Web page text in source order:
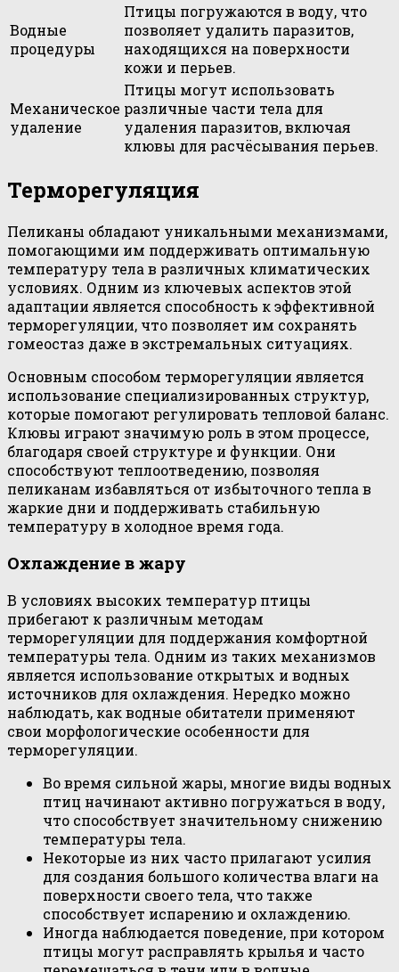
Водные
процедуры
Птицы погружаются в воду, что
позволяет удалить паразитов,
находящихся на поверхности
кожи и перьев.
Механическое
удаление
Птицы могут использовать
различные части тела для
удаления паразитов, включая
клювы для расчёсывания перьев.
Терморегуляция
Пеликаны обладают уникальными механизмами,
помогающими им поддерживать оптимальную
температуру тела в различных климатических
условиях. Одним из ключевых аспектов этой
адаптации является способность к эффективной
терморегуляции, что позволяет им сохранять
гомеостаз даже в экстремальных ситуациях.
Основным способом терморегуляции является
использование специализированных структур,
которые помогают регулировать тепловой баланс.
Клювы играют значимую роль в этом процессе,
благодаря своей структуре и функции. Они
способствуют теплоотведению, позволяя
пеликанам избавляться от избыточного тепла в
жаркие дни и поддерживать стабильную
температуру в холодное время года.
Охлаждение в жару
В условиях высоких температур птицы
прибегают к различным методам
терморегуляции для поддержания комфортной
температуры тела. Одним из таких механизмов
является использование открытых и водных
источников для охлаждения. Нередко можно
наблюдать, как водные обитатели применяют
свои морфологические особенности для
терморегуляции.
Во время сильной жары, многие виды водных
птиц начинают активно погружаться в воду,
что способствует значительному снижению
температуры тела.
Некоторые из них часто прилагают усилия
для создания большого количества влаги на
поверхности своего тела, что также
способствует испарению и охлаждению.
Иногда наблюдается поведение, при котором
птицы могут расправлять крылья и часто